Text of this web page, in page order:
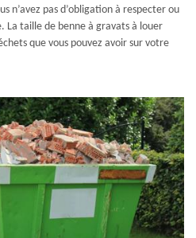
n’avez pas d’obligation à respecter ou
La taille de benne à gravats à louer
que vous pouvez avoir sur votre